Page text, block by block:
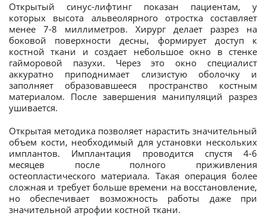
Открытый синус-лифтинг показан пациентам, у
которых высота альвеолярного отростка составляет
менее 7-8 миллиметров. Хирург делает разрез на
боковой поверхности десны, формирует доступ к
костной ткани и создает небольшое окно в стенке
гайморовой пазухи. Через это окно специалист
аккуратно приподнимает слизистую оболочку и
заполняет образовавшееся пространство костным
материалом. После завершения манипуляций разрез
ушивается.
Открытая методика позволяет нарастить значительный
объем кости, необходимый для установки нескольких
имплантов. Имплантация проводится спустя 4-6
месяцев после полного приживления
остеопластического материала. Такая операция более
сложная и требует больше времени на восстановление,
но обеспечивает возможность работы даже при
значительной атрофии костной ткани.